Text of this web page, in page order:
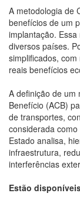
A metodologia de
benefícios de um
implantação.
diversos países.
simplificados,
reais benefícios
A definição de um
Benefício (ACB)
de transportes,
considerada
Estado analisa,
infraestrutura,
interferências
Estão